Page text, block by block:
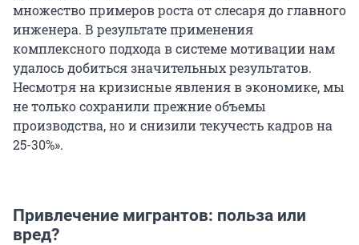
множество примеров роста от слесаря до главного
инженера. В результате применения
комплексного подхода в системе мотивации нам
удалось добиться значительных результатов.
Несмотря на кризисные явления в экономике, мы
не только сохранили прежние объемы
производства, но и снизили текучесть кадров на
25-30%».
Привлечение мигрантов: польза или
вред?